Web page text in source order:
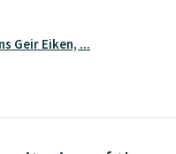
Geir Eiken, ...